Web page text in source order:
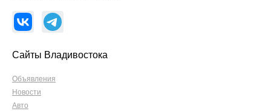
Сайты Владивостока
Объявления
Новости
Авто